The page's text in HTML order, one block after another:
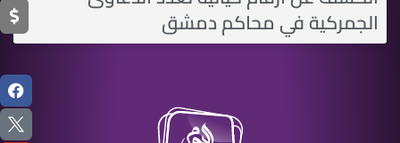
الجمركية في محاكم دمشق